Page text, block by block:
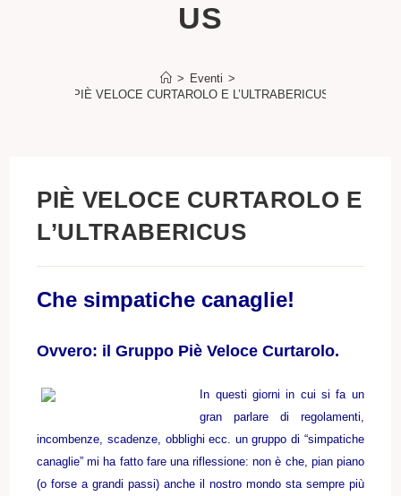
US
> Eventi >
PIÈ VELOCE CURTAROLO E L’ULTRABERICUS
PIÈ VELOCE CURTAROLO E
L’ULTRABERICUS
Che simpatiche canaglie!
Ovvero: il Gruppo Piè Veloce Curtarolo.
In questi giorni in cui si fa un
gran parlare di regolamenti,
incombenze, scadenze, obblighi ecc. un gruppo di “simpatiche
canaglie” mi ha fatto fare una riflessione: non è che, pian piano
(o forse a grandi passi) anche il nostro mondo sta sempre più